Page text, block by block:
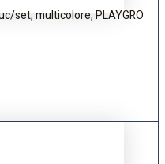
set, multicolore, PLAYGRO